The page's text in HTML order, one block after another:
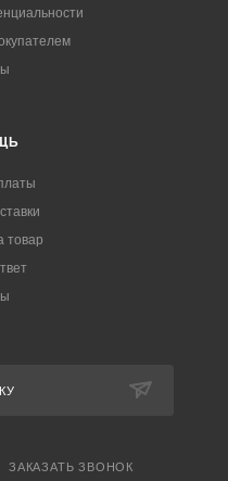
товар
ЗАКАЗАТЬ ЗВОНОК